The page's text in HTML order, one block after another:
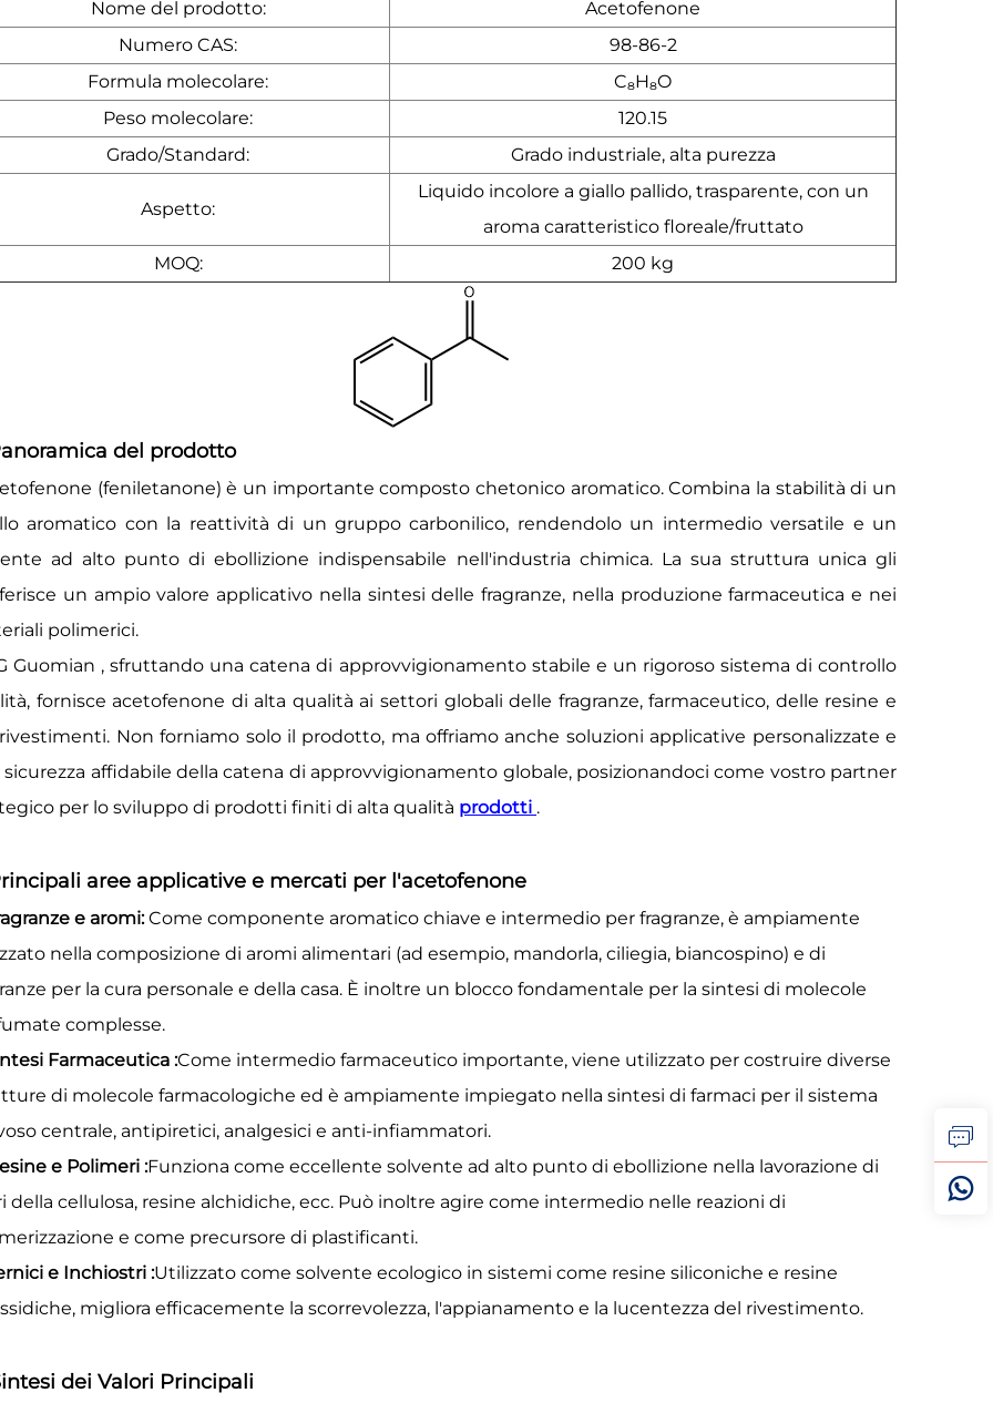
Nome del prodotto:
Acetofenone
Numero CAS:
98-86-2
Formula molecolare:
C₈H₈O
Peso molecolare:
120.15
Grado/Standard:
Grado industriale, alta purezza
Aspetto:
Liquido incolore a giallo pallido, trasparente, con un
aroma caratteristico floreale/fruttato
MOQ:
200 kg
del prodotto
(feniletanone) è un importante composto chetonico aromatico. Combina la stabilità di un
aromatico con la reattività di un gruppo carbonilico, rendendolo un intermedio versatile e un
ad alto punto di ebollizione indispensabile nell'industria chimica. La sua struttura unica gli
un ampio valore applicativo nella sintesi delle fragranze, nella produzione farmaceutica e nei
polimerici.
Guomian , sfruttando una catena di approvvigionamento stabile e un rigoroso sistema di controllo
fornisce acetofenone di alta qualità ai settori globali delle fragranze, farmaceutico, delle resine e
Non forniamo solo il prodotto, ma offriamo anche soluzioni applicative personalizzate e
sicurezza affidabile della catena di approvvigionamento globale, posizionandoci come vostro partner
per lo sviluppo di prodotti finiti di alta qualità prodotti .
aree applicative e mercati per l'acetofenone
e aromi:Come componente aromatico chiave e intermedio per fragranze, è ampiamente
nella composizione di aromi alimentari (ad esempio, mandorla, ciliegia, biancospino) e di
per la cura personale e della casa. È inoltre un blocco fondamentale per la sintesi di molecole
complesse.
Farmaceutica :Come intermedio farmaceutico importante, viene utilizzato per costruire diverse
di molecole farmacologiche ed è ampiamente impiegato nella sintesi di farmaci per il sistema
centrale, antipiretici, analgesici e anti-infiammatori.
e Polimeri :Funziona come eccellente solvente ad alto punto di ebollizione nella lavorazione di
della cellulosa, resine alchidiche, ecc. Può inoltre agire come intermedio nelle reazioni di
e come precursore di plastificanti.
e Inchiostri :Utilizzato come solvente ecologico in sistemi come resine siliconiche e resine
migliora efficacemente la scorrevolezza, l'appianamento e la lucentezza del rivestimento.
dei Valori Principali